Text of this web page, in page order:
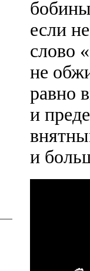
если
слово
не
равно
и
и